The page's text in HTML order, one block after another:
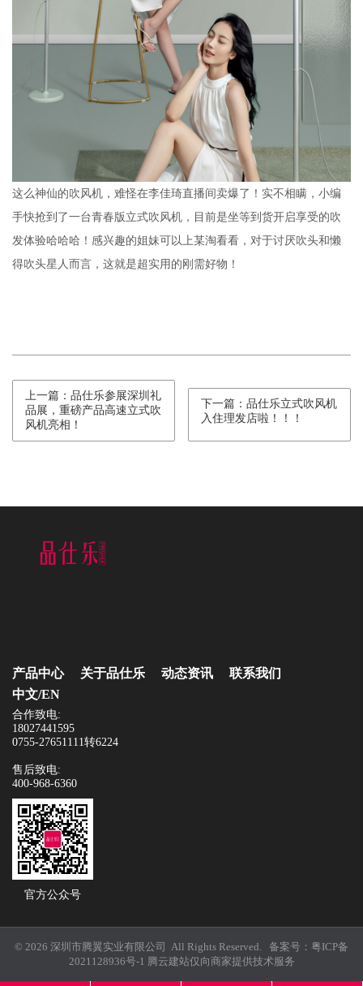
这么神仙的吹风机，难怪在李佳琦直播间卖爆了！实不相瞒，小编
手快抢到了一台青春版立式吹风机，目前是坐等到货开启享受的吹
发体验哈哈哈！感兴趣的姐妹可以上某淘看看，对于讨厌吹头和懒
得吹头星人而言，这就是超实用的刚需好物！
上一篇：品仕乐参展深圳礼
品展，重磅产品高速立式吹
风机亮相！
下一篇：品仕乐立式吹风机
入住理发店啦！！！
产品中心 关于品仕乐 动态资讯
联系我们
中文/EN
合作致电:
18027441595
0755-27651111转6224
售后致电:
400-968-6360
官方公众号
© 2026 深圳市腾翼实业有限公司 All Rights Reserved. 备案号： 粤ICP备
2021128936号-1 腾云建站仅向商家提供技术服务